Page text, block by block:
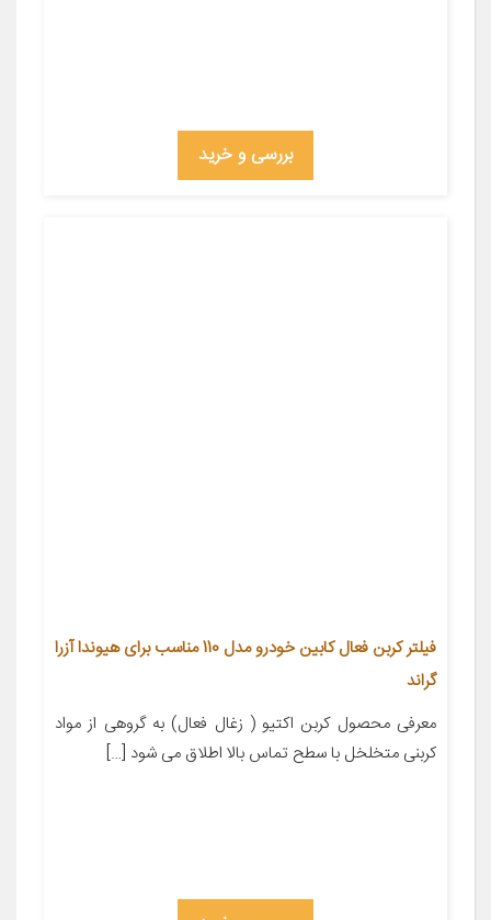
بررسی و خرید
فیلتر کربن فعال کابین خودرو مدل 110 مناسب برای هیوندا آزرا
گراند
معرفی محصول کربن اکتیو ( زغال فعال) به گروهی از مواد
کربنی متخلخل با سطح تماس بالا اطلاق می شود […]